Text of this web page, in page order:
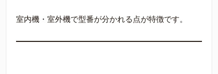
室内機・室外機で型番が分かれる点が特徴です。